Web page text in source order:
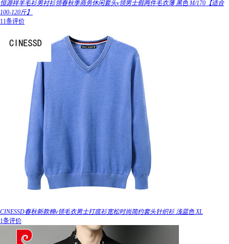
恒源祥羊毛衫男衬衫领春秋季商务休闲套头v领男士假两件毛衣薄 黑色 M/170【适合
100-120斤】
11条评价
CINESSD春秋新款棉v领毛衣男士打底衫宽松时尚简约套头针织衫 浅蓝色 XL
1条评价